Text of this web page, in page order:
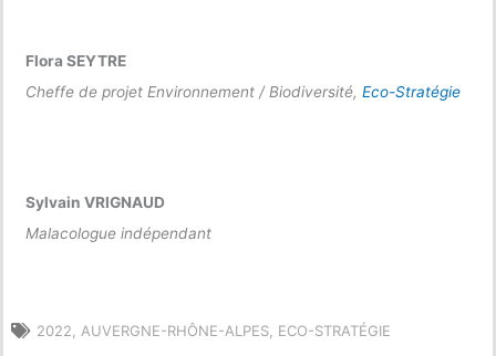
Flora SEYTRE
Cheffe de projet Environnement / Biodiversité, Eco-Stratégie
Sylvain VRIGNAUD
Malacologue indépendant
2022, AUVERGNE-RHÔNE-ALPES, ECO-STRATÉGIE